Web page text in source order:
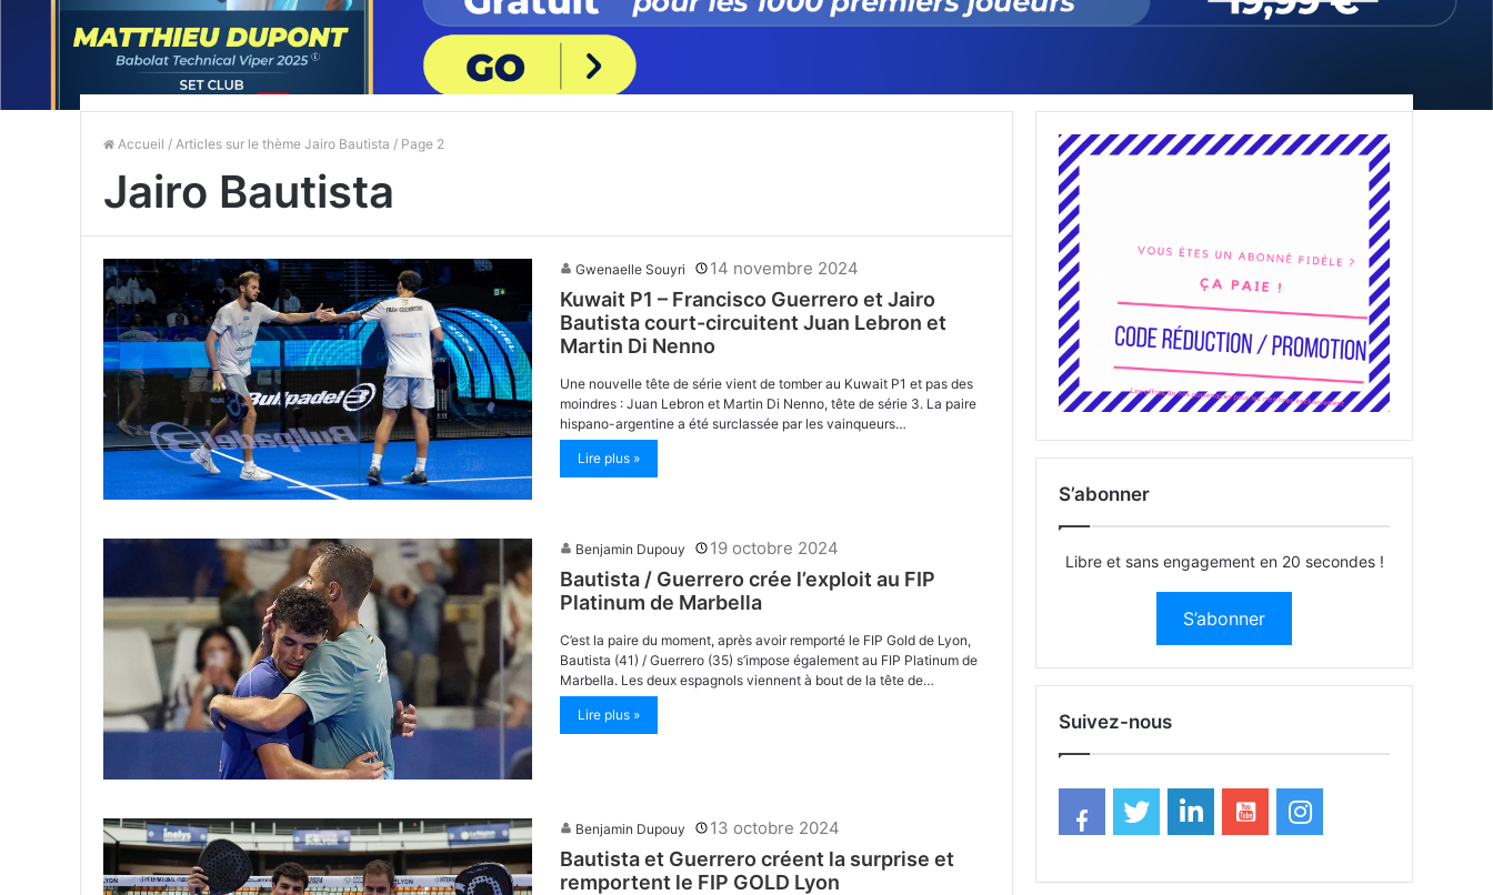
Accueil / Articles sur le thème Jairo Bautista / Page 2
Jairo Bautista
Gwenaelle Souyri 14 novembre 2024
Kuwait P1 – Francisco Guerrero et Jairo
Bautista court-circuitent Juan Lebron et
Martin Di Nenno
Une nouvelle tête de série vient de tomber au Kuwait P1 et pas des
moindres : Juan Lebron et Martin Di Nenno, tête de série 3. La paire
hispano-argentine a été surclassée par les vainqueurs…
Lire plus »
Benjamin Dupouy 19 octobre 2024
Bautista / Guerrero crée l’exploit au FIP
Platinum de Marbella
C’est la paire du moment, après avoir remporté le FIP Gold de Lyon,
Bautista (41) / Guerrero (35) s’impose également au FIP Platinum de
Marbella. Les deux espagnols viennent à bout de la tête de…
Lire plus »
Benjamin Dupouy 13 octobre 2024
Bautista et Guerrero créent la surprise et
remportent le FIP GOLD Lyon
S’abonner
Libre et sans engagement en 20 secondes !
S’abonner
Suivez-nous